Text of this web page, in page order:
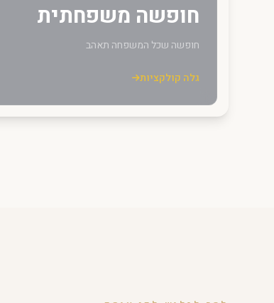
חופשה משפחתית
חופשה שכל המשפחה תאהב
גלה קולקציות